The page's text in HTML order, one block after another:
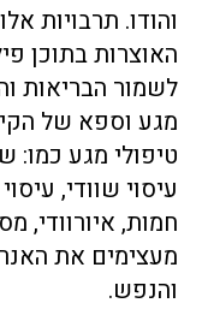
והודו. תרבויות
האוצרות בתוכן
לשמור הבריאות
מגע וספא של
טיפולי מגע כמו:
עיסוי שוודי,
חמות, איורוודי,
מעצימים את
והנפש.